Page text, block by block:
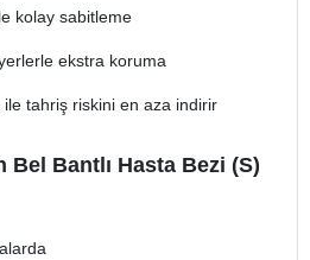
kolay sabitleme
ekstra koruma
tahriş riskini en aza indirir
Bel Bantlı Hasta Bezi (S)